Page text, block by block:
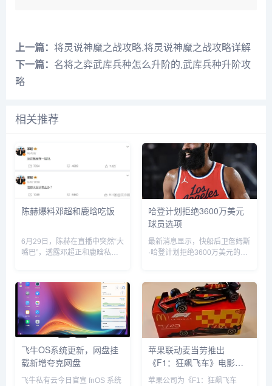
上一篇： 将灵说神魔之战攻略,将灵说神魔之战攻略详解
下一篇： 名将之弈武库兵种怎么升阶的,武库兵种升阶攻
略
相关推荐
陈赫爆料邓超和鹿晗吃饭
6月29日，陈赫在直播中突然“大
嘴巴”，透露邓超正和鹿晗私下
自己也去吃饭了”。没想到，当
天邓超就在微博发文回应：“反
正就是在一起呗”，配文简短却...
哈登计划拒绝3600万美元
球员选项
最新消息显示，快船后卫詹姆斯
·哈登计划拒绝3600万美元的球
飞牛OS系统更新，网盘挂
载新增夸克网盘
飞牛私有云今日官宣 fnOS 系统
苹果联动麦当劳推出
《F1：狂飙飞车》电影套
餐
苹果公司为《F1：狂飙飞车